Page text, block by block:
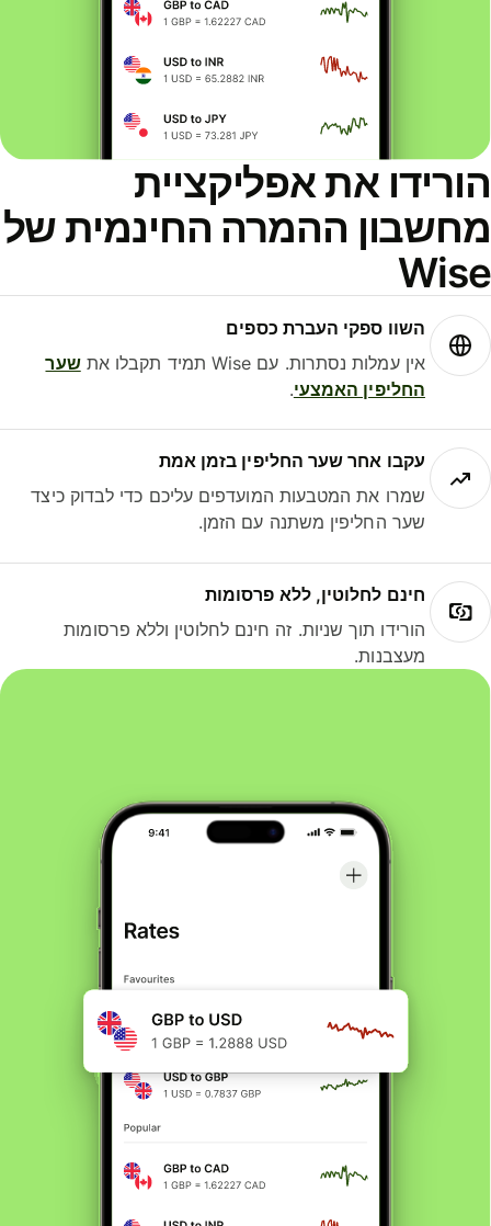
את אפליקציית
ההמרה החינמית של
השוו ספקי העברת כספים
אין עמלות נסתרות. עם Wise תמיד תקבלו את
שער
החליפין האמצעי.
עקבו אחר שער החליפין בזמן אמת
שמרו את המטבעות המועדפים עליכם כדי לבדוק כיצד
שער החליפין משתנה עם הזמן.
חינם לחלוטין, ללא פרסומות
הורידו תוך שניות. זה חינם לחלוטין וללא פרסומות
מעצבנות.